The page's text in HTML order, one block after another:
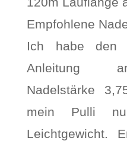
Empfohlene
Ich habe
Anleitung
Nadelstärke
mein Pulli
Leichtgewicht.